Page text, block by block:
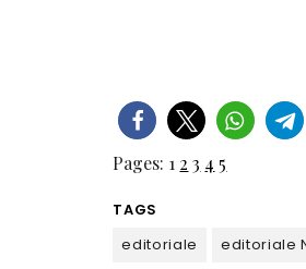
Pages: 1 2 3 4 5
TAGS
editoriale
editoriale